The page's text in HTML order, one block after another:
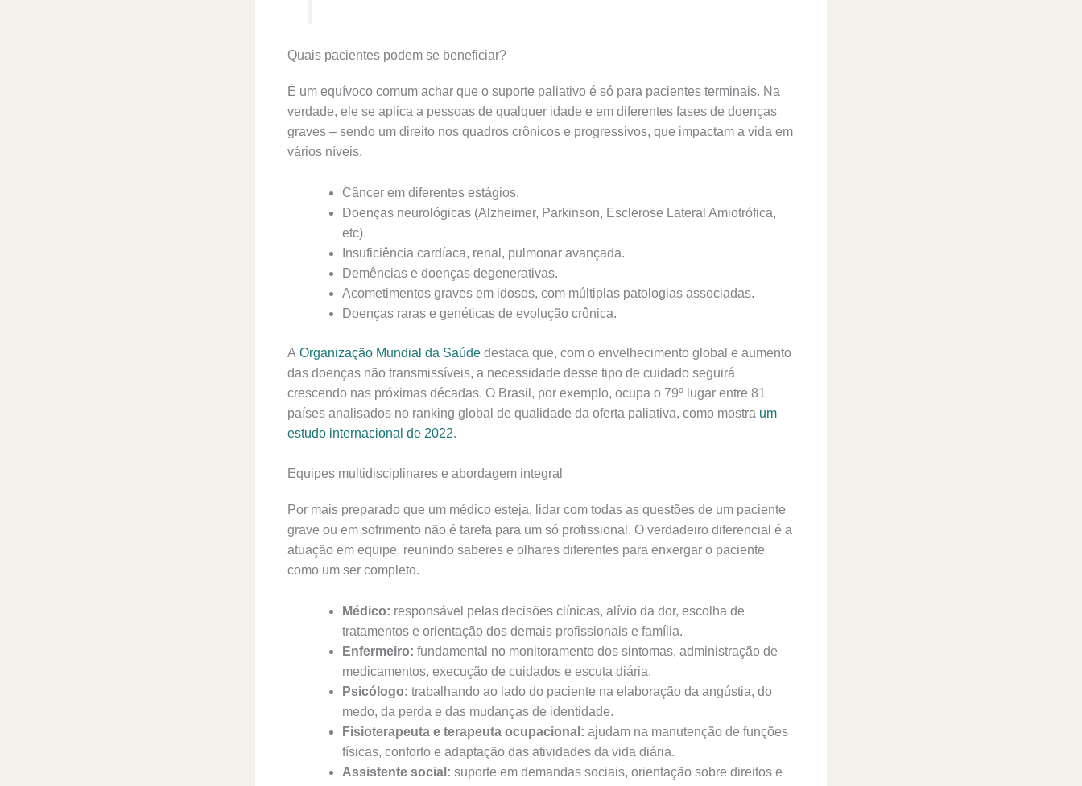
Quais pacientes podem se beneficiar?
É um equívoco comum achar que o suporte paliativo é só para pacientes terminais. Na
verdade, ele se aplica a pessoas de qualquer idade e em diferentes fases de doenças
graves – sendo um direito nos quadros crônicos e progressivos, que impactam a vida em
vários níveis.
Câncer em diferentes estágios.
Doenças neurológicas (Alzheimer, Parkinson, Esclerose Lateral Amiotrófica,
etc).
Insuficiência cardíaca, renal, pulmonar avançada.
Demências e doenças degenerativas.
Acometimentos graves em idosos, com múltiplas patologias associadas.
Doenças raras e genéticas de evolução crônica.
A Organização Mundial da Saúde destaca que, com o envelhecimento global e aumento
das doenças não transmissíveis, a necessidade desse tipo de cuidado seguirá
crescendo nas próximas décadas. O Brasil, por exemplo, ocupa o 79º lugar entre 81
países analisados no ranking global de qualidade da oferta paliativa, como mostra um
estudo internacional de 2022.
Equipes multidisciplinares e abordagem integral
Por mais preparado que um médico esteja, lidar com todas as questões de um paciente
grave ou em sofrimento não é tarefa para um só profissional. O verdadeiro diferencial é a
atuação em equipe, reunindo saberes e olhares diferentes para enxergar o paciente
como um ser completo.
Médico: responsável pelas decisões clínicas, alívio da dor, escolha de
tratamentos e orientação dos demais profissionais e família.
Enfermeiro: fundamental no monitoramento dos sintomas, administração de
medicamentos, execução de cuidados e escuta diária.
Psicólogo: trabalhando ao lado do paciente na elaboração da angústia, do
medo, da perda e das mudanças de identidade.
Fisioterapeuta e terapeuta ocupacional: ajudam na manutenção de funções
físicas, conforto e adaptação das atividades da vida diária.
Assistente social: suporte em demandas sociais, orientação sobre direitos e